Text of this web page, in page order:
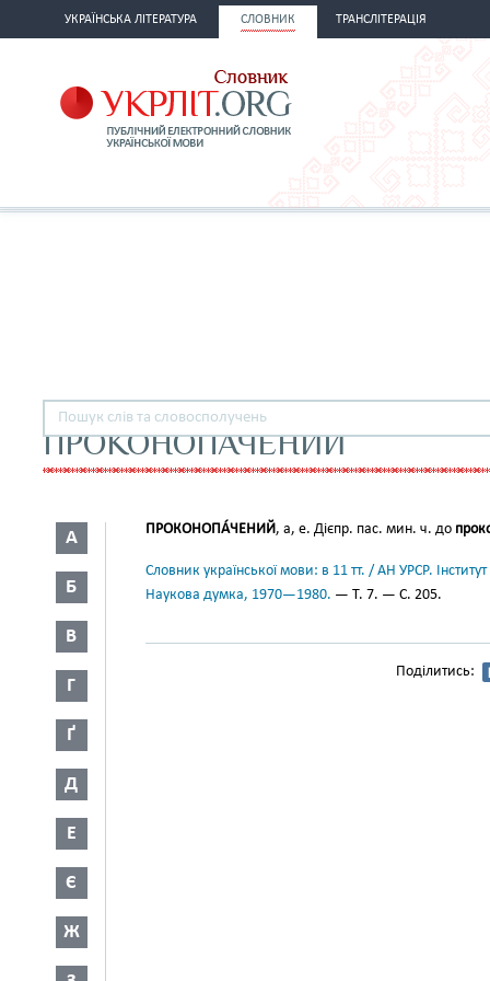
УКРАЇНСЬКА ЛІТЕРАТУРА СЛОВНИК ТРАНСЛІТЕРАЦІЯ
ПРОКОНОПАЧЕНИЙ
А
Б
В
Г
Ґ
Д
Е
Є
Ж
ПРОКОНОПА́ЧЕНИЙ, а, е. Дієпр. пас. мин. ч. до
Словник української мови: в 11 тт. / АН УРСР.
Наукова думка, 1970—1980. — Т. 7. — С. 205.
Поділитись: